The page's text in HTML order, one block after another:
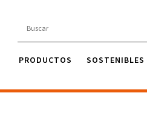
PRODUCTOS SOSTENIBLES